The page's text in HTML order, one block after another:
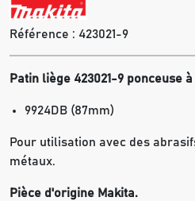
Référence : 423021-9
Patin liège 423021-9 ponceuse
9924DB (87mm)
Pour utilisation avec des
métaux.
Pièce d'origine Makita.